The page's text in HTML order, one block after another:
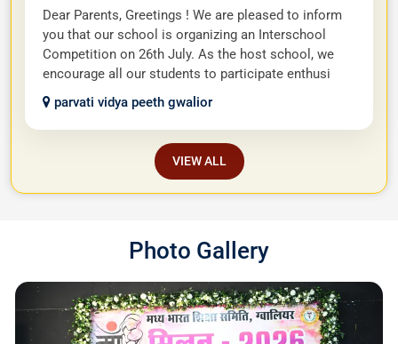
Dear Parents, Greetings ! We are pleased to inform
you that our school is organizing an Interschool
Competition on 26th July. As the host school, we
encourage all our students to participate enthusi
parvati vidya peeth gwalior
VIEW ALL
Photo Gallery